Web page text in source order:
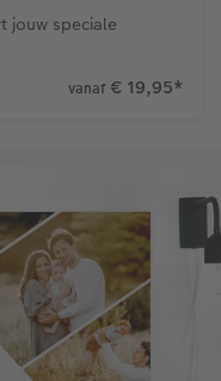
jouw speciale
vanaf € 19,95*